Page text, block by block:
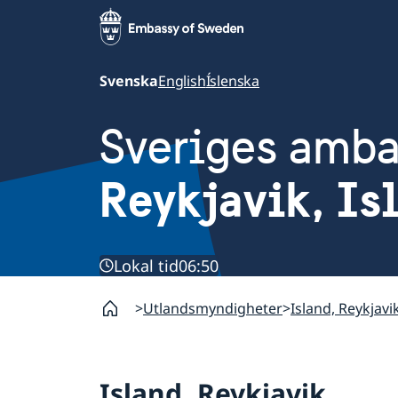
SvenskaEnglishÍslenska
Sveriges
Reykjavik,
Lokal tid06:50
Utlandsmyndigheter Island,